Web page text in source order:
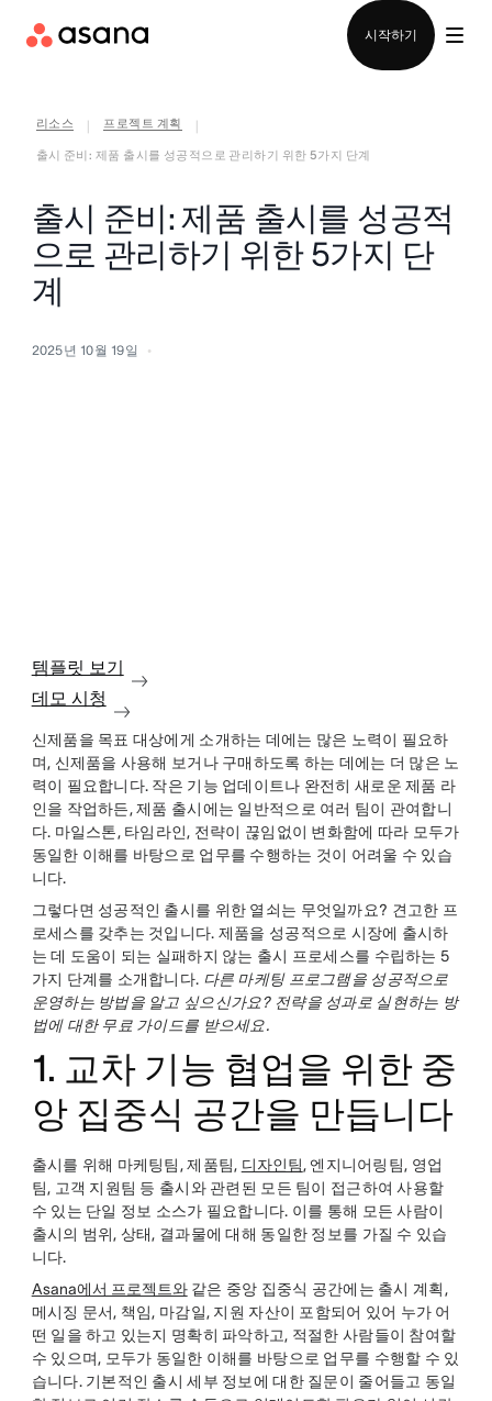
시작하기
리소스 프로젝트 계획
출시 준비: 제품 출시를 성공적으로 관리하기 위한 5가지 단계
출시 준비: 제품 출시를 성공적
으로 관리하기 위한 5가지 단
계
2025년 10월 19일
템플릿 보기
데모 시청
신제품을 목표 대상에게 소개하는 데에는 많은 노력이 필요하
며, 신제품을 사용해 보거나 구매하도록 하는 데에는 더 많은 노
력이 필요합니다. 작은 기능 업데이트나 완전히 새로운 제품 라
인을 작업하든, 제품 출시에는 일반적으로 여러 팀이 관여합니
다. 마일스톤, 타임라인, 전략이 끊임없이 변화함에 따라 모두가
동일한 이해를 바탕으로 업무를 수행하는 것이 어려울 수 있습
니다.
그렇다면 성공적인 출시를 위한 열쇠는 무엇일까요? 견고한 프
로세스를 갖추는 것입니다. 제품을 성공적으로 시장에 출시하
는 데 도움이 되는 실패하지 않는 출시 프로세스를 수립하는 5
가지 단계를 소개합니다. 다른 마케팅 프로그램을 성공적으로
운영하는 방법을 알고 싶으신가요? 전략을 성과로 실현하는 방
법에 대한 무료 가이드를 받으세요.
1. 교차 기능 협업을 위한 중
앙 집중식 공간을 만듭니다
출시를 위해 마케팅팀, 제품팀, 디자인팀, 엔지니어링팀, 영업
팀, 고객 지원팀 등 출시와 관련된 모든 팀이 접근하여 사용할
수 있는 단일 정보 소스가 필요합니다. 이를 통해 모든 사람이
출시의 범위, 상태, 결과물에 대해 동일한 정보를 가질 수 있습
니다.
Asana에서 프로젝트와같은 중앙 집중식 공간에는 출시 계획,
메시징 문서, 책임, 마감일, 지원 자산이 포함되어 있어 누가 어
떤 일을 하고 있는지 명확히 파악하고, 적절한 사람들이 참여할
수 있으며, 모두가 동일한 이해를 바탕으로 업무를 수행할 수 있
습니다. 기본적인 출시 세부 정보에 대한 질문이 줄어들고 동일